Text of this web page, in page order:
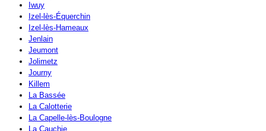
Iwuy
Izel-lès-Équerchin
Izel-lès-Hameaux
Jenlain
Jeumont
Jolimetz
Journy
Killem
La Bassée
La Calotterie
La Capelle-lès-Boulogne
La Cauchie